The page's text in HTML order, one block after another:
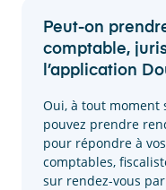
Peut-on
comptable,
l’application
Oui, à tout moment
pouvez prendre
pour répondre à
comptables,
sur rendez-vous